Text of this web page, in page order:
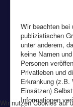
Wir beachten bei
publizistischen
unter anderem,
keine Namen
Personen
Privatleben und
Erkrankung (z.B.
Einsätzen)
Informationen
Wir nutzen Cookies auf